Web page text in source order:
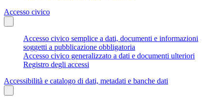
Accesso civico
Accesso civico semplice a dati, documenti e informazioni
soggetti a pubblicazione obbligatoria
Accesso civico generalizzato a dati e documenti ulteriori
Registro degli accessi
Accessibilità e catalogo di dati, metadati e banche dati